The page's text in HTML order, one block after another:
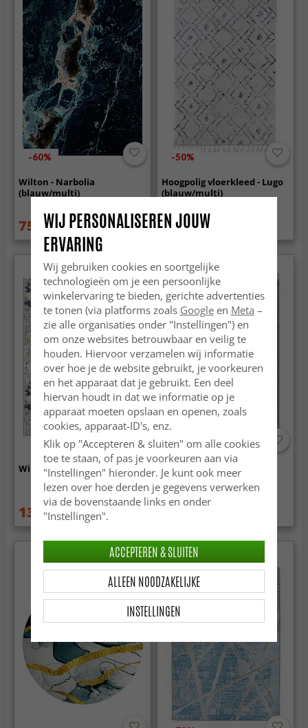
-60%
Wilton - Narbolia
(blauw/multi)
75.99 € 189 €
-50%
Hoogpolig vloerkleed - Lugo
(blauw/multi)
44.99 €
Wilton - Hiboun (blauw)
134.99 € 189 €
-50%
Hoogpolig vloerkleed -
Cudillero (blauw)
WIJ PERSONALISEREN JOUW
ERVARING
Wij gebruiken cookies en soortgelijke
technologieën om je een persoonlijke
winkelervaring te bieden, gerichte advertenties
te tonen (via platforms zoals Googleen Meta –
zie alle organisaties onder "Instellingen") en
om onze websites betrouwbaar en veilig te
houden. Hiervoor verzamelen wij informatie
over hoe je de website gebruikt, je voorkeuren
en het apparaat dat je gebruikt. Een deel
hiervan houdt in dat we informatie op je
apparaat moeten opslaan en openen, zoals
cookies, apparaat-ID's, enz.
Klik op "Accepteren & sluiten" om alle cookies
toe te staan, of pas je voorkeuren aan via
"Instellingen" hieronder. Je kunt ook meer
lezen over hoe derden je gegevens verwerken
via de bovenstaande links en onder
"Instellingen".
INSTELLINGEN
ALLEEN NOODZAKELIJKE
ACCEPTEREN & SLUITEN